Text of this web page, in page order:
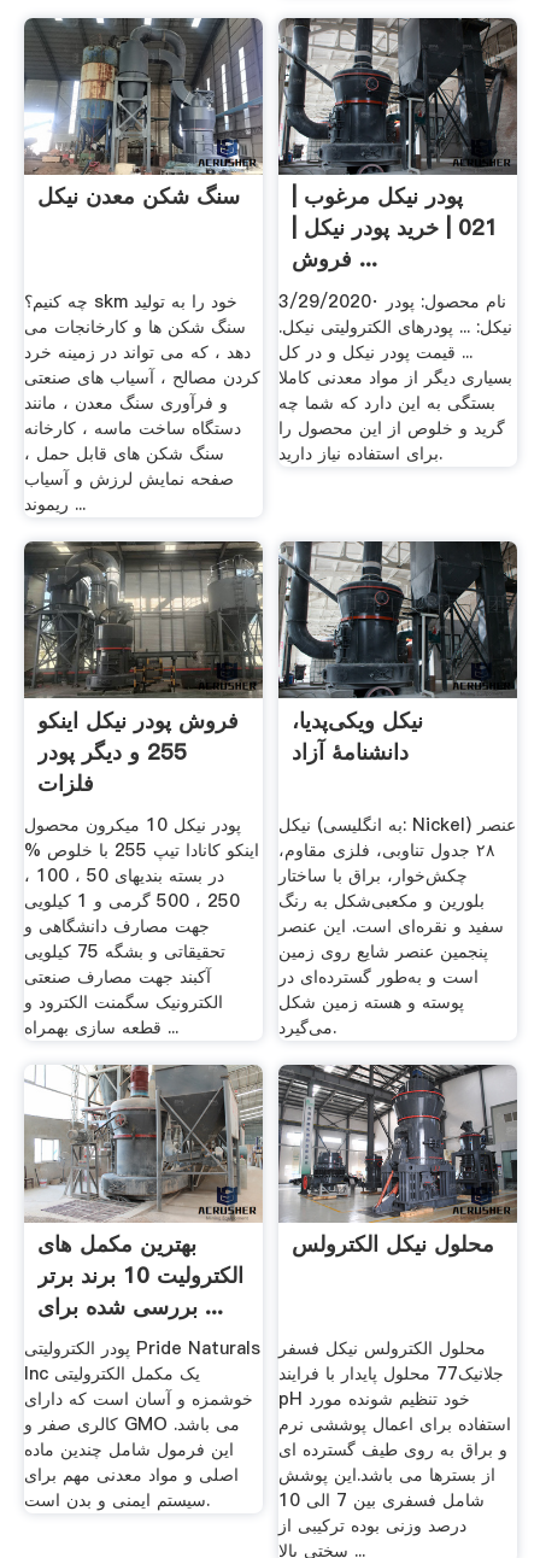
سنگ شکن معدن نیکل
چه کنیم؟ skm خود را به تولید
سنگ شکن ها و کارخانجات می
دهد ، که می تواند در زمینه خرد
کردن مصالح ، آسیاب های صنعتی
و فرآوری سنگ معدن ، مانند
دستگاه ساخت ماسه ، کارخانه
سنگ شکن های قابل حمل ،
صفحه نمایش لرزش و آسیاب
ریموند ...
پودر نیکل مرغوب |
021 | خرید پودر نیکل |
فروش ...
3/29/2020· نام محصول: پودر
نیکل: ... پودرهای الکترولیتی نیکل.
... قیمت پودر نیکل و در کل
بسیاری دیگر از مواد معدنی کاملا
بستگی به این دارد که شما چه
گرید و خلوص از این محصول را
برای استفاده نیاز دارید.
فروش پودر نیکل اینکو
255 و دیگر پودر
فلزات
پودر نیکل 10 میکرون محصول
اینکو کانادا تیپ 255 با خلوص %
در بسته بندیهای 50 ، 100 ،
250 ، 500 گرمی و 1 کیلویی
جهت مصارف دانشگاهی و
تحقیقاتی و بشگه 75 کیلویی
آکبند جهت مصارف صنعتی
الکترونیک سگمنت الکترود و
قطعه سازی بهمراه ...
نیکل ویکی‌پدیا،
دانشنامهٔ آزاد
نیکل (به انگلیسی: Nickel) عنصر
۲۸ جدول تناوبی، فلزی مقاوم،
چکش‌خوار، براق با ساختار
بلورین و مکعبی‌شکل به رنگ
سفید و نقره‌ای است. این عنصر
پنجمین عنصر شایع روی زمین
است و به‌طور گسترده‌ای در
پوسته و هسته زمین شکل
می‌گیرد.
بهترین مکمل های
الکترولیت 10 برند برتر
بررسی شده برای ...
پودر الکترولیتی Pride Naturals
Inc یک مکمل الکترولیتی
خوشمزه و آسان است که دارای
کالری صفر و GMO می باشد.
این فرمول شامل چندین ماده
اصلی و مواد معدنی مهم برای
سیستم ایمنی و بدن است.
محلول نیکل الکترولس
محلول الکترولس نیکل فسفر
جلانیک77 محلول پایدار با فرایند
pH خود تنظیم شونده مورد
استفاده برای اعمال پوششی نرم
و براق به روی طیف گسترده ای
از بسترها می باشد.این پوشش
شامل فسفری بین 7 الی 10
درصد وزنی بوده ترکیبی از
سختی بالا ...